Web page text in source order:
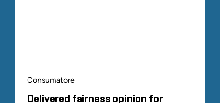
Consumatore
Delivered fairness opinion for